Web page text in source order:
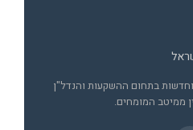
בתחום ההשקעות והנדל"ן
ממיטב המומחים.